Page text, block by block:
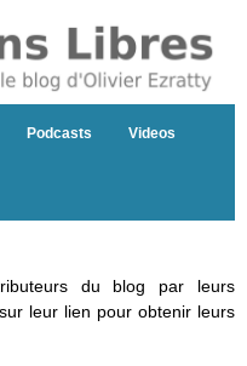
Podcasts Videos
du blog par leurs
leur lien pour obtenir leurs